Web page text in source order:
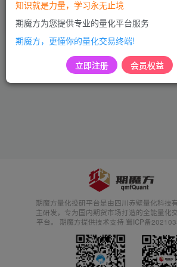
付费资源 99 麦语言指标
2年前 745
期魔方量化投研平台是由四川赤壁量化科技
主研发，专为国内期货市场打造的全能量化
平台。 期魔方提供技术支持 蜀ICP备
知识就是力量，学习永无止境
期魔方为您提供专业的量化平台服务
期魔方，更懂你的量化交易终端!
立即注册 会员权益